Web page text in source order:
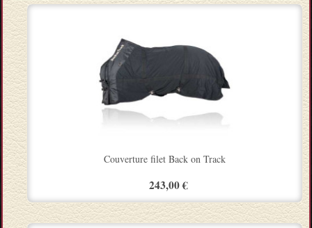
Couverture filet Back on Track
243,00 €